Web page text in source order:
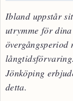
Ibland uppstår
utrymme för
Jönköping
detta.